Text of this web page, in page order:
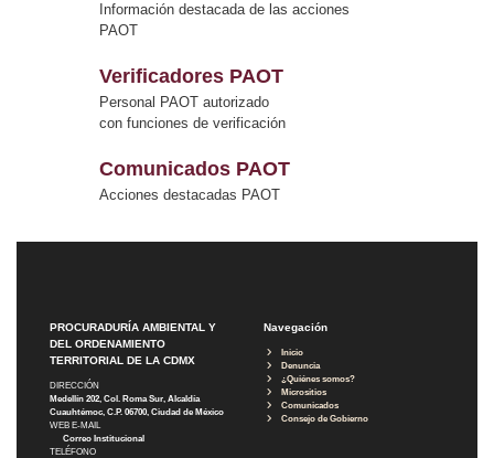
Información destacada de las acciones
PAOT
Verificadores PAOT
Personal PAOT autorizado
con funciones de verificación
Comunicados PAOT
Acciones destacadas PAOT
PROCURADURÍA AMBIENTAL Y
DEL ORDENAMIENTO
TERRITORIAL DE LA CDMX
DIRECCIÓN
Medellín 202, Col. Roma Sur, Alcaldía
Cuauhtémoc, C.P. 06700, Ciudad de México
WEB E-MAIL
Correo Institucional
TELÉFONO
Navegación
Inicio
Denuncia
¿Quiénes somos?
Micrositios
Comunicados
Consejo de Gobierno